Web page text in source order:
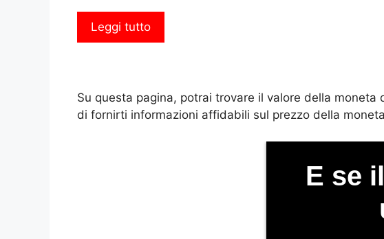
Leggi tutto
Su questa pagina, potrai trovare il valore della
di fornirti informazioni affidabili sul prezzo della